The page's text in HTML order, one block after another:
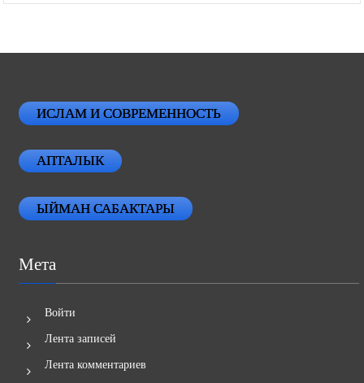
ИСЛАМ И СОВРЕМЕННОСТЬ
АПТАЛЫК
ЫЙМАН САБАКТАРЫ
Мета
Войти
Лента записей
Лента комментариев